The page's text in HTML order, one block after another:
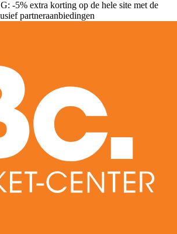
-5% extra korting op de hele site met de
partneraanbiedingen